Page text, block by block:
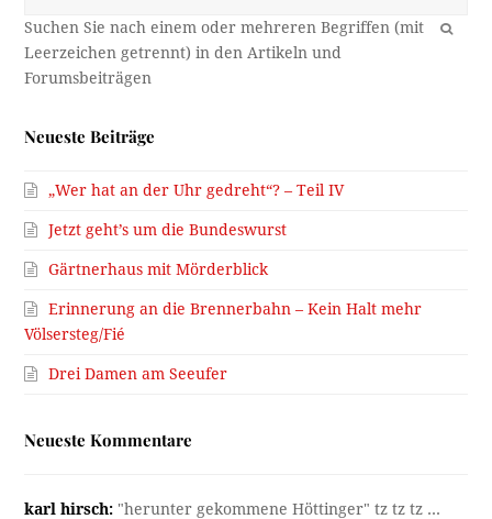
OK
Neueste Beiträge
„Wer hat an der Uhr gedreht“? – Teil IV
Jetzt geht’s um die Bundeswurst
Gärtnerhaus mit Mörderblick
Erinnerung an die Brennerbahn – Kein Halt mehr
Völsersteg/Fié
Drei Damen am Seeufer
Neueste Kommentare
karl hirsch: "herunter gekommene Höttinger" tz tz tz ...